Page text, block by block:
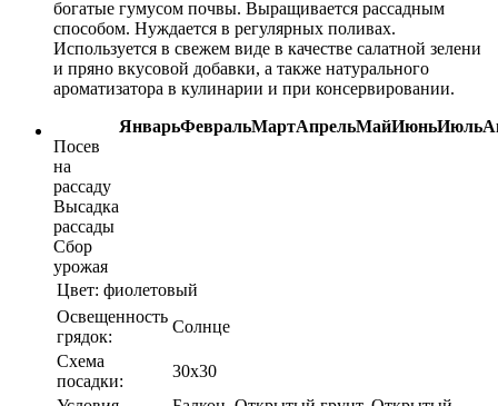
богатые гумусом почвы. Выращивается рассадным
способом. Нуждается в регулярных поливах.
Используется в свежем виде в качестве салатной зелени
и пряно вкусовой добавки, а также натурального
ароматизатора в кулинарии и при консервировании.
ЯнварьФевральМартАпрельМайИюньИюль
Посев
на
рассаду
Высадка
рассады
Сбор
урожая
Цвет: фиолетовый
Освещенность
грядок:
Солнце
Схема
посадки:
30х30